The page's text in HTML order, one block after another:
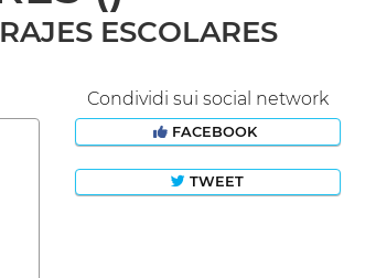
ESCOLARES
Condividi sui social network
FACEBOOK
TWEET